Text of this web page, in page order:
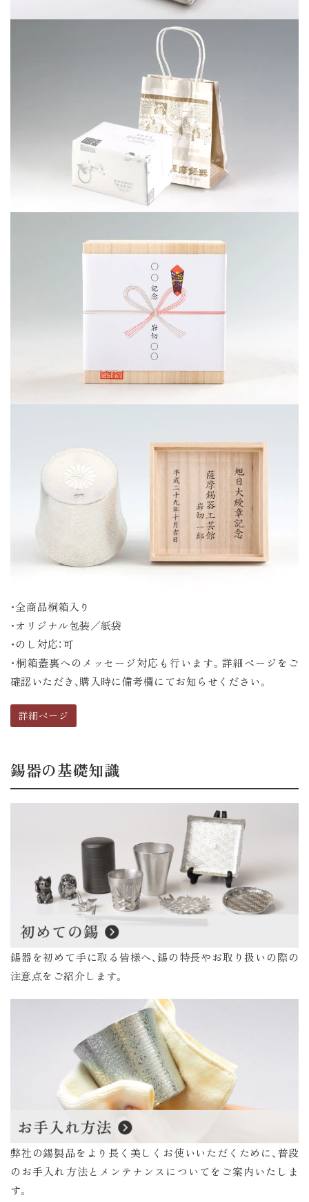
・全商品桐箱入り
・オリジナル包装／紙袋
・のし対応：可
・桐箱蓋裏へのメッセージ対応も行います。詳細ページをご
確認いただき、購入時に備考欄にてお知らせください。
詳細ページ
錫器の基礎知識
錫器を初めて手に取る皆様へ、錫の特長やお取り扱いの際の
注意点をご紹介します。
弊社の錫製品をより長く美しくお使いいただくために、普段
のお手入れ方法とメンテナンスについてをご案内いたしま
す。